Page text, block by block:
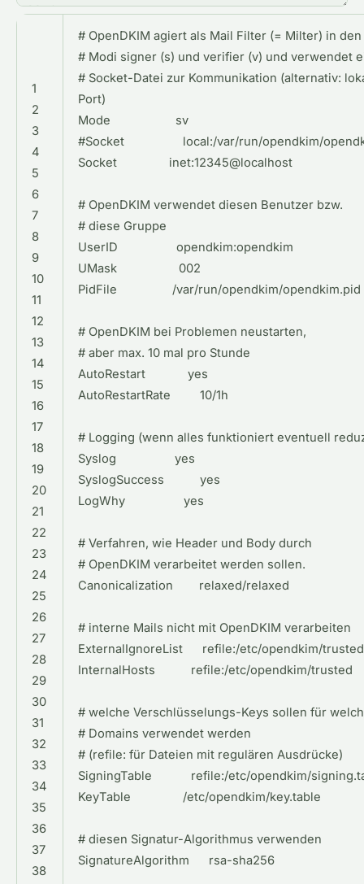
1
2
3
4
5
6
7
8
9
10
11
12
13
14
15
16
17
18
19
20
21
22
23
24
25
26
27
28
29
30
31
32
33
34
35
36
37
38
# OpenDKIM agiert als Mail Filter (= Milter) in den
# Modi signer (s) und verifier (v) und verwendet
# Socket-Datei zur Kommunikation (alternativ:
Port)
Mode sv
#Socket local:/var/run/opendkim/
Socket inet:12345@localhost
# OpenDKIM verwendet diesen Benutzer bzw.
# diese Gruppe
UserID opendkim:opendkim
UMask
002
PidFile
/var/run/opendkim/opendkim.pid
# OpenDKIM bei Problemen neustarten,
# aber max. 10 mal pro Stunde
AutoRestart yes
AutoRestartRate
10/1h
# Logging (wenn alles funktioniert eventuell
Syslog yes
SyslogSuccess yes
LogWhy yes
# Verfahren, wie Header und Body durch
# OpenDKIM verarbeitet werden sollen.
Canonicalization relaxed/relaxed
# interne Mails nicht mit OpenDKIM verarbeiten
ExternalIgnoreList refile:/etc/opendkim/trusted
InternalHosts refile:/etc/opendkim/trusted
# welche Verschlüsselungs-Keys sollen für
# Domains verwendet werden
# (refile: für Dateien mit regulären Ausdrücke)
SigningTable refile:/etc/opendkim/signing.
KeyTable
/etc/opendkim/key.table
# diesen Signatur-Algorithmus verwenden
SignatureAlgorithm rsa-sha256